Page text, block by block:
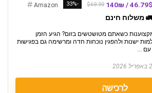
46.79$ / 140₪
$69.99
-33%
Amazon
משלוח חינם
כשאתם מטושטשים בזום? הגיע הזמן
ישנות ולהפגין נוכחות חדה ומרשימה גם בפגישות
עם ...
2026
לרכישה